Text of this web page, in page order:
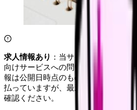
求人情報あり ：当サイトは自社求人
向けサービスへの問い合わせ導線を
報は公開日時点のものです。記事の
払っていますが、最新情報は各サー
確認ください。